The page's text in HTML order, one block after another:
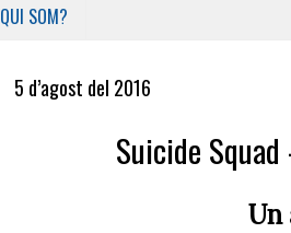
QUI SOM?
5 d’agost del 2016
Suicide
Un